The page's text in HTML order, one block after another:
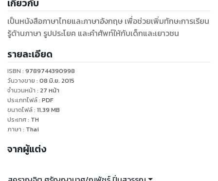
เกี่ยวกับ
เป็นหนังสือภาษาไทยและภาษาอังกฤษ เพื่อช่วยเพิ่มทักษะการเรียน
รู้ด้านภาษา รูปประโยค และคำศัพท์ให้กับเด็กและเยาวชน
รายละเอียด
ISBN : 9789744390998
วันวางขาย : 08 มิ.ย. 2015
จำนวนหน้า : 27 หน้า
ประเภทไฟล์: PDF
ขนาดไฟล์: 11.39 MB
ประเทศ: TH
ภาษา : Thai
จากผู้แต่ง